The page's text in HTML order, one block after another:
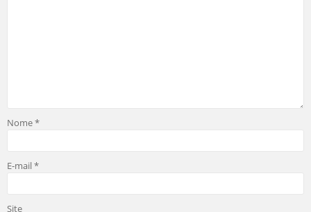
Nome*
E-mail*
Site